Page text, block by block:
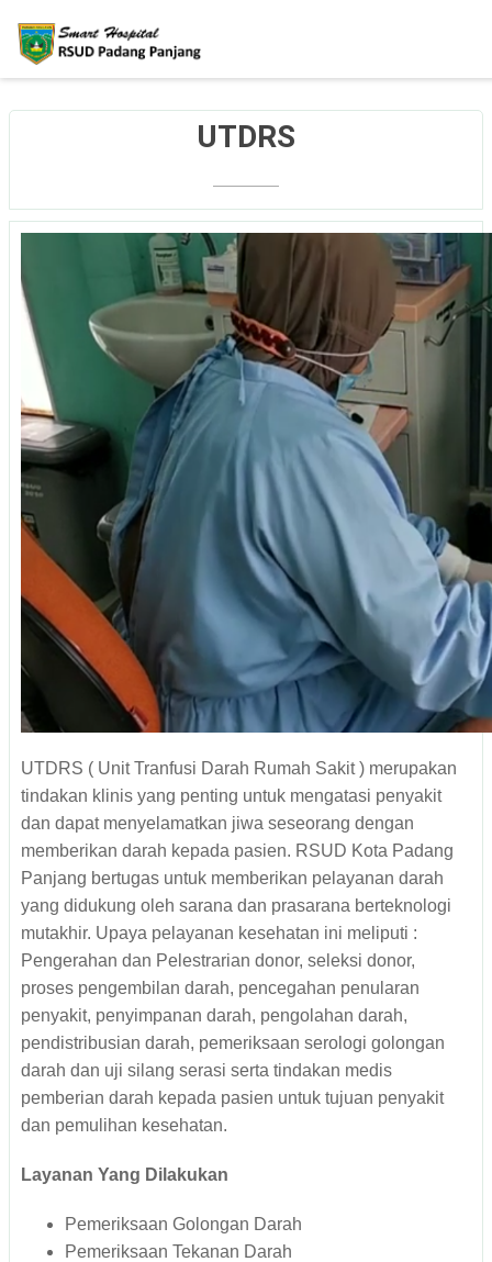
UTDRS
UTDRS ( Unit Tranfusi Darah Rumah Sakit ) merupakan
tindakan klinis yang penting untuk mengatasi penyakit
dan dapat menyelamatkan jiwa seseorang dengan
memberikan darah kepada pasien. RSUD Kota Padang
Panjang bertugas untuk memberikan pelayanan darah
yang didukung oleh sarana dan prasarana berteknologi
mutakhir. Upaya pelayanan kesehatan ini meliputi :
Pengerahan dan Pelestrarian donor, seleksi donor,
proses pengembilan darah, pencegahan penularan
penyakit, penyimpanan darah, pengolahan darah,
pendistribusian darah, pemeriksaan serologi golongan
darah dan uji silang serasi serta tindakan medis
pemberian darah kepada pasien untuk tujuan penyakit
dan pemulihan kesehatan.
Layanan Yang Dilakukan
Pemeriksaan Golongan Darah
Pemeriksaan Tekanan Darah